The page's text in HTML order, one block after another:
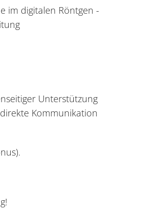
im digitalen Röntgen -
Unterstützung
Kommunikation